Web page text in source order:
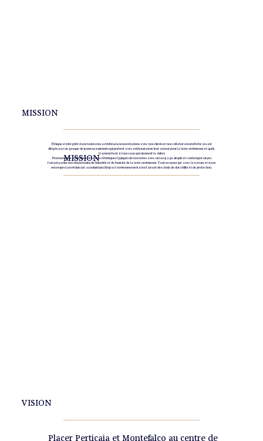
MISSION
Éthique et intégrité dans toutes nos activités, dans nos relations avec nos clients et nos collaborateurs. Perticaia est
dirigée par un groupe de jeunes passionnés qui portent avec enthousiasme leur amour pour la terre ombrienne et qui le
transmettent à tous ceux qui viennent la visiter.
Promouvoir le territoire et les caractéristiques typiques de nos terres avec un langage simple et contemporain, en
faisant parler nos vins, témoins de l'identité et de l'unicité de la terre ombrienne. Tout en synergie avec la nature et dans
son respect, en réduisant au minimum l'impact environnemental en faisant des choix de durabilité et de protection.
MISSION
VISION
Placer Perticaia et Montefalco au centre de